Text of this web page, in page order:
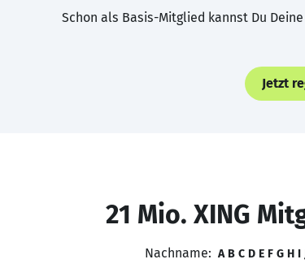
Schon als Basis-Mitglied kannst Du
Jetzt
21 Mio. XING
Nachname: A B C D E F G H I